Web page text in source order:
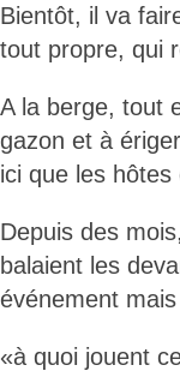
Bientôt, il va
tout propre, qui
A la berge, tout
gazon et à
ici que les
Depuis des
balaient les
événement
«à quoi jouent